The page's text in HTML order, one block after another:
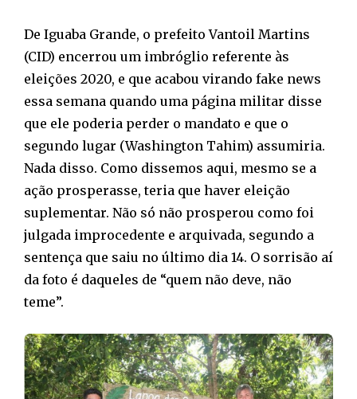
De Iguaba Grande, o prefeito Vantoil Martins
(CID) encerrou um imbróglio referente às
eleições 2020, e que acabou virando fake news
essa semana quando uma página militar disse
que ele poderia perder o mandato e que o
segundo lugar (Washington Tahim) assumiria.
Nada disso. Como dissemos aqui, mesmo se a
ação prosperasse, teria que haver eleição
suplementar. Não só não prosperou como foi
julgada improcedente e arquivada, segundo a
sentença que saiu no último dia 14. O sorrisão aí
da foto é daqueles de “quem não deve, não
teme”.